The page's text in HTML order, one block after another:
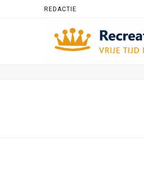
REDACTIE